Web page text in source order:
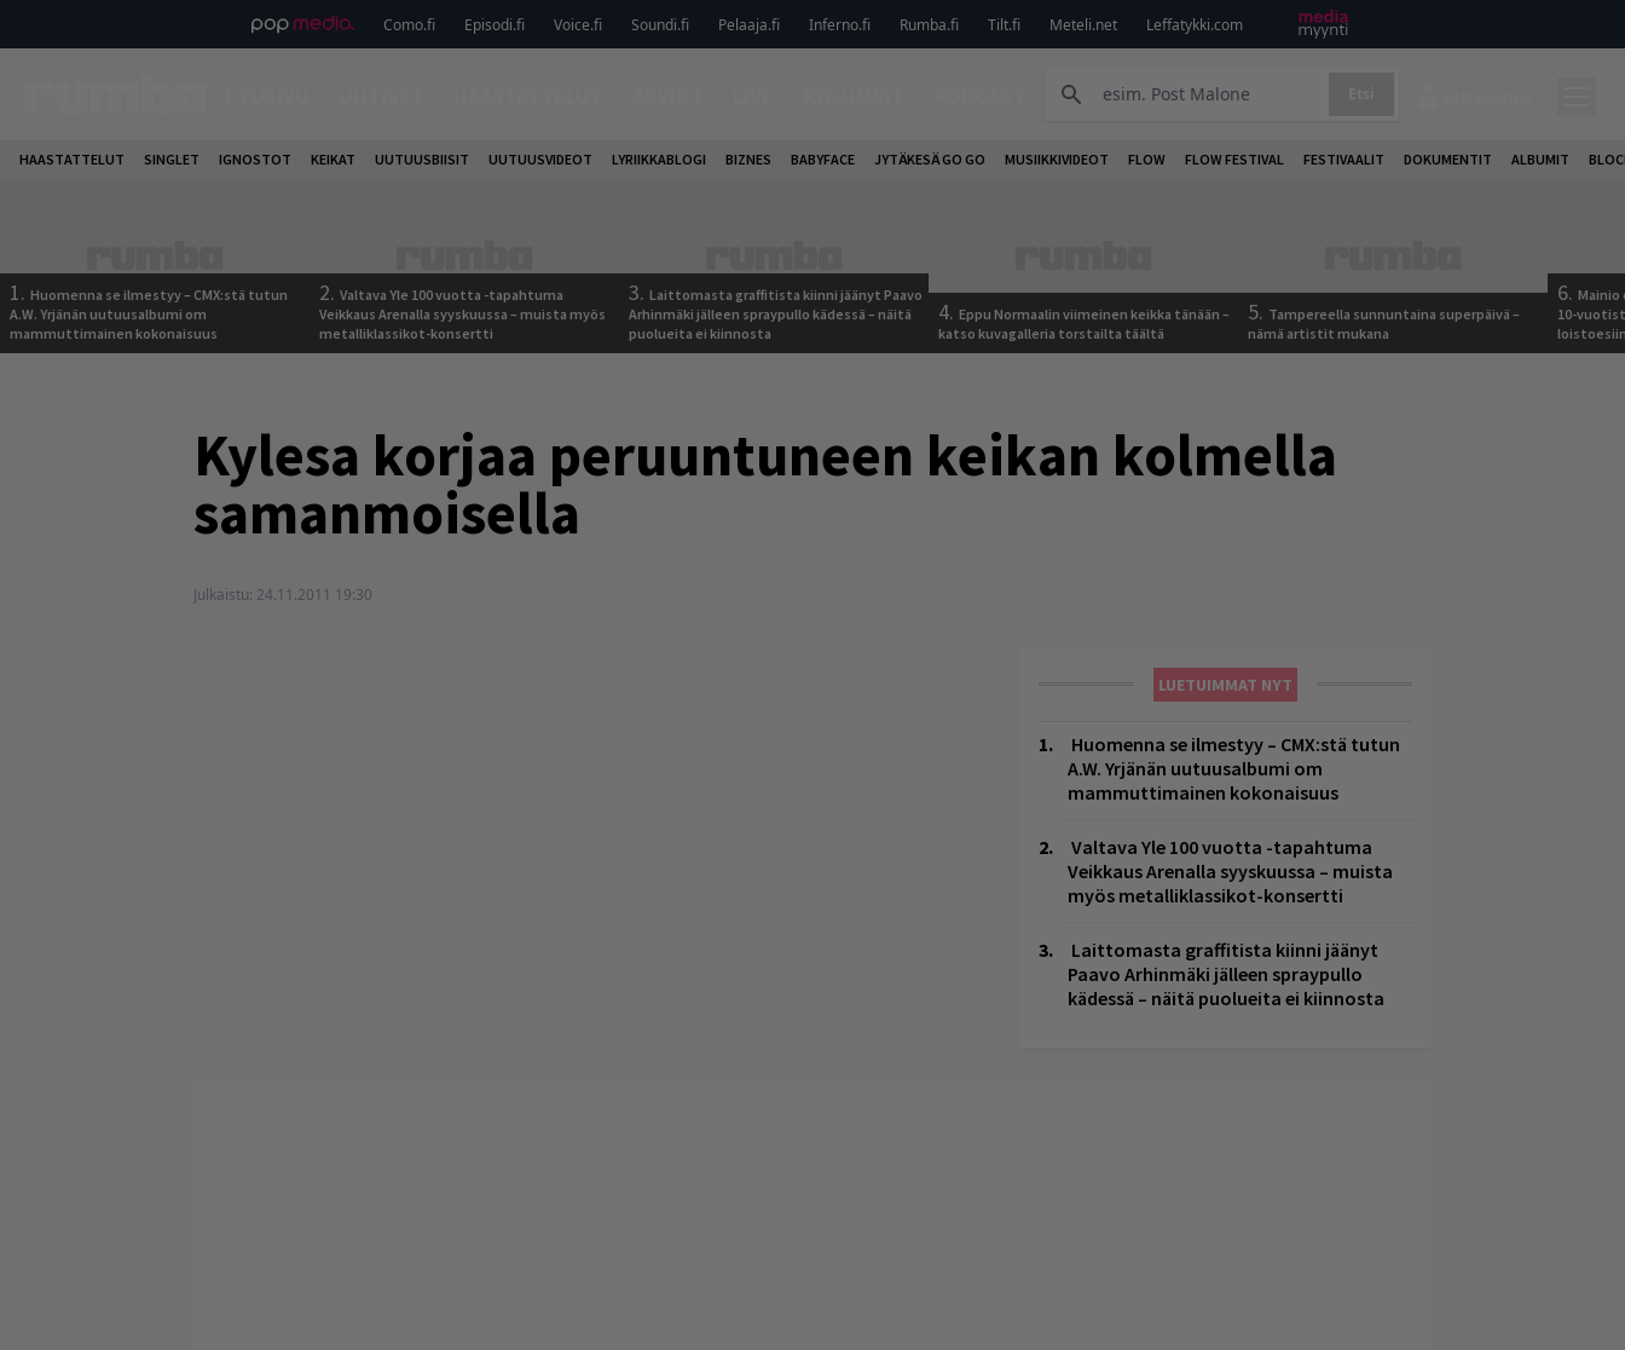
Como.fi Episodi.fi Voice.fi Soundi.fi Pelaaja.fi Inferno.fi Rumba.fi Tilt.fi Meteli.net Leffatykki.com
HAASTATTELUT SINGLET IGNOSTOT KEIKAT UUTUUSBIISIT UUTUUSVIDEOT LYRIIKKABLOGI BIZNES BABYFACE JYTÄKESÄ GO GO MUSIIKKIVIDEOT FLOW FLOW FESTIVAL FESTIVAALIT DOKUMENTIT ALBUMIT
1. Huomenna se ilmestyy – CMX:stä tutun
A.W. Yrjänän uutuusalbumi om
mammuttimainen kokonaisuus
2. Valtava Yle 100 vuotta -tapahtuma
Veikkaus Arenalla syyskuussa – muista myös
metalliklassikot-konsertti
3. Laittomasta graffitista kiinni jäänyt Paavo
Arhinmäki jälleen spraypullo kädessä – näitä
puolueita ei kiinnosta
4. Eppu Normaalin viimeinen keikka tänään –
katso kuvagalleria torstailta täältä
5. Tampereella sunnuntaina superpäivä –
nämä artistit mukana
6.
10-
Kylesa korjaa peruuntuneen keikan kolmella
samanmoisella
Julkaistu: 24.11.2011 19:30
LUETUIMMAT NYT
Huomenna se ilmestyy – CMX:stä tutun
A.W. Yrjänän uutuusalbumi om
mammuttimainen kokonaisuus
Valtava Yle 100 vuotta -tapahtuma
Veikkaus Arenalla syyskuussa – muista
myös metalliklassikot-konsertti
Laittomasta graffitista kiinni jäänyt
Paavo Arhinmäki jälleen spraypullo
kädessä – näitä puolueita ei kiinnosta